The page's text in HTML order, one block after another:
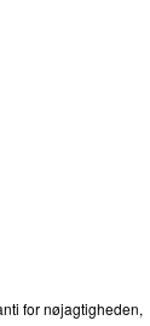
for nøjagtigheden,